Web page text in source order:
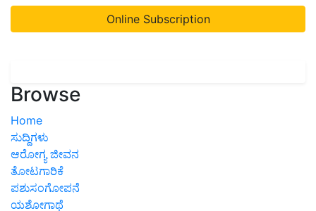
Online Subscription
Browse
Home
ಸುದ್ದಿಗಳು
ಆರೋಗ್ಯ ಜೀವನ
ತೋಟಗಾರಿಕೆ
ಪಶುಸಂಗೋಪನೆ
ಯಶೋಗಾಥೆ